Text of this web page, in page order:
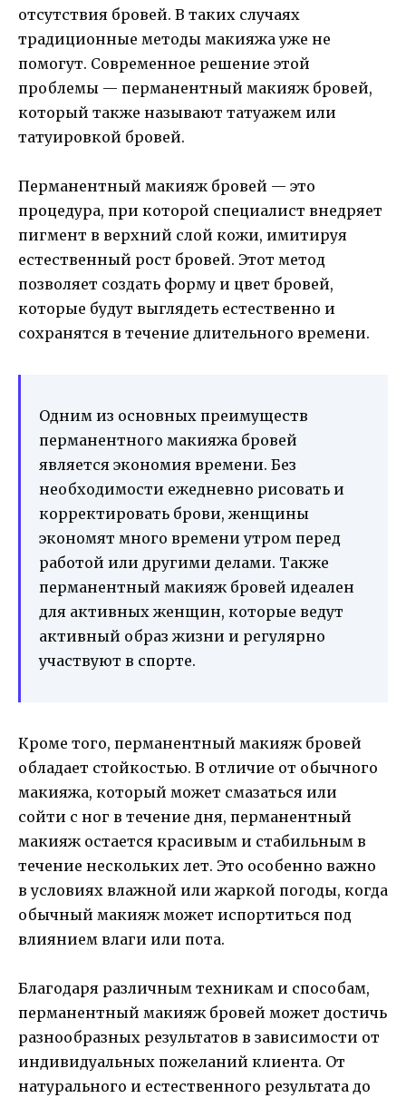
отсутствия бровей. В таких случаях
традиционные методы макияжа уже не
помогут. Современное решение этой
проблемы — перманентный макияж бровей,
который также называют татуажем или
татуировкой бровей.
Перманентный макияж бровей — это
процедура, при которой специалист внедряет
пигмент в верхний слой кожи, имитируя
естественный рост бровей. Этот метод
позволяет создать форму и цвет бровей,
которые будут выглядеть естественно и
сохранятся в течение длительного времени.
Одним из основных преимуществ
перманентного макияжа бровей
является экономия времени. Без
необходимости ежедневно рисовать и
корректировать брови, женщины
экономят много времени утром перед
работой или другими делами. Также
перманентный макияж бровей идеален
для активных женщин, которые ведут
активный образ жизни и регулярно
участвуют в спорте.
Кроме того, перманентный макияж бровей
обладает стойкостью. В отличие от обычного
макияжа, который может смазаться или
сойти с ног в течение дня, перманентный
макияж остается красивым и стабильным в
течение нескольких лет. Это особенно важно
в условиях влажной или жаркой погоды, когда
обычный макияж может испортиться под
влиянием влаги или пота.
Благодаря различным техникам и способам,
перманентный макияж бровей может достичь
разнообразных результатов в зависимости от
индивидуальных пожеланий клиента. От
натурального и естественного результата до